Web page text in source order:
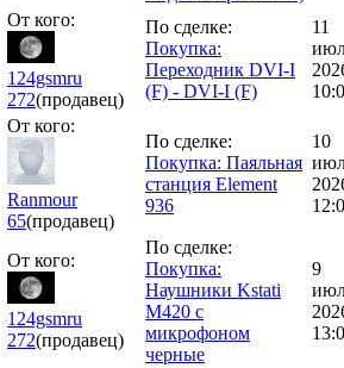
От кого:
124gsmru
272(продавец)
По сделке:
Покупка:
Переходник DVI-I
(F) - DVI-I (F)
11
От кого:
Ranmour
65(продавец)
По сделке:
Покупка: Паяльная
станция Element
936
10
От кого:
124gsmru
272(продавец)
По сделке:
Покупка:
Наушники Kstati
M420 с
микрофоном
черные
9